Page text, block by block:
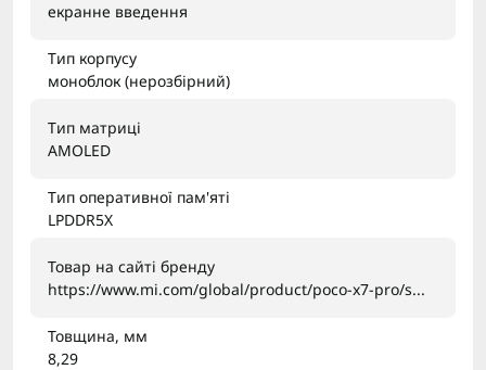
екранне введення
Тип корпусу
моноблок (нерозбірний)
Тип матриці
AMOLED
Тип оперативної пам'яті
LPDDR5X
Товар на сайті бренду
https://www.mi.com/global/product/poco-x7-pro/s...
Товщина, мм
8,29